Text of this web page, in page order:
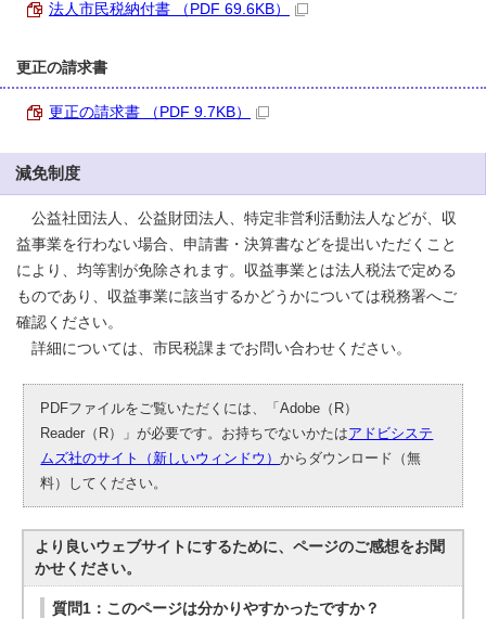
法人市民税納付書 （PDF 69.6KB）
更正の請求書
更正の請求書 （PDF 9.7KB）
減免制度
公益社団法人、公益財団法人、特定非営利活動法人などが、収
益事業を行わない場合、申請書・決算書などを提出いただくこと
により、均等割が免除されます。収益事業とは法人税法で定める
ものであり、収益事業に該当するかどうかについては税務署へご
確認ください。
詳細については、市民税課までお問い合わせください。
PDFファイルをご覧いただくには、「Adobe（R）
Reader（R）」が必要です。お持ちでないかたはアドビシステ
ムズ社のサイト（新しいウィンドウ）からダウンロード（無
料）してください。
より良いウェブサイトにするために、ページのご感想をお聞
かせください。
質問1：このページは分かりやすかったですか？